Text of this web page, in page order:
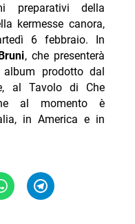
della
kermesse canora,
6 febbraio. In
, che presenterà
prodotto dal
al Tavolo di Che
al momento è
in America e in